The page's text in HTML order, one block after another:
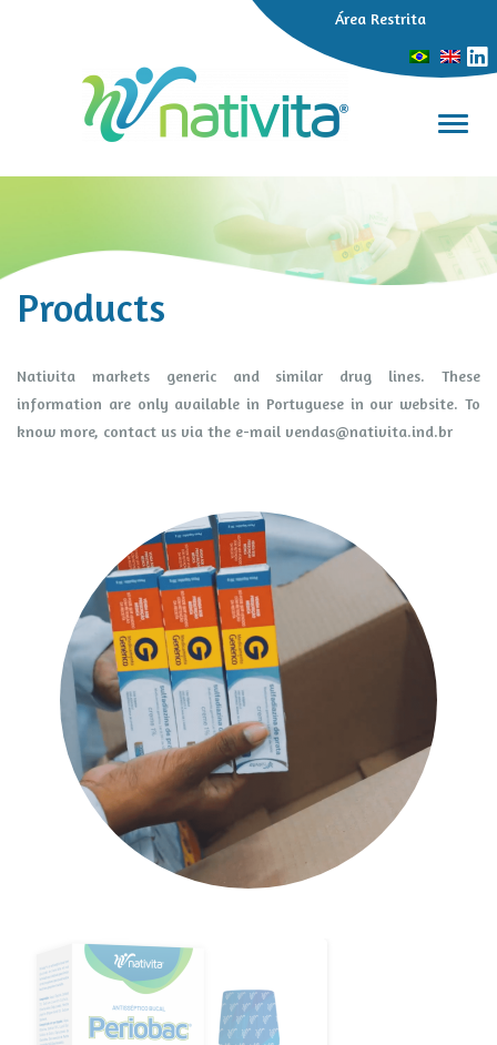
Área Restrita
Products
Nativita markets generic and similar drug lines. These
information are only available in Portuguese in our website. To
know more, contact us via the e-mail vendas@nativita.ind.br